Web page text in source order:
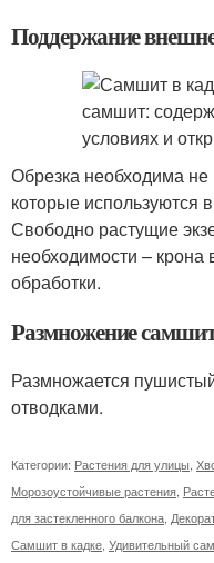
Поддержание
Обрезка необходима
которые используются
Свободно растущие
необходимости – крона
обработки.
Размножение
Размножается
отводками.
Категории: Растения для улицы
Морозоустойчивые растения
для застекленного балкона
Самшит в кадке Удивительный